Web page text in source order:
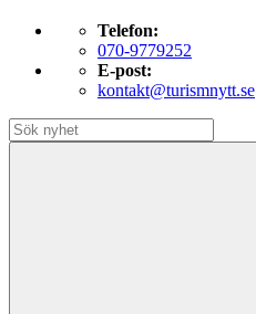
Telefon:
070-9779252
E-post:
kontakt@turismnytt.se